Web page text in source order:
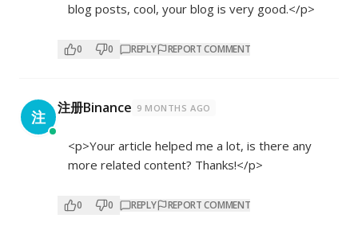
blog posts, cool, your blog is very good.</p>
0 0 REPLY REPORT COMMENT
注 注册Binance 9 MONTHS AGO
<p>Your article helped me a lot, is there any
more related content? Thanks!</p>
0 0 REPLY REPORT COMMENT